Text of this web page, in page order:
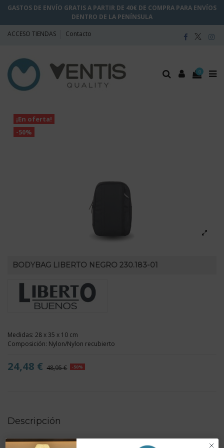
GASTOS DE ENVÍO GRATIS A PARTIR DE 40€ DE COMPRA PARA ENVÍOS
DENTRO DE LA PENÍNSULA
ACCESO TIENDAS Contacto
0
¡En oferta!
-50%
BODYBAG LIBERTO NEGRO 230.183-01
Medidas: 28 x 35 x 10 cm
Composición: Nylon/Nylon recubierto
24,48 € 48,95 € -50%
Descripción
- Compartimento central